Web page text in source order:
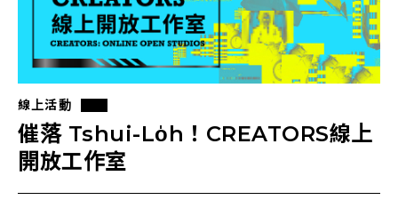
線上活動
催落 Tshui-Lo̍h！CREATORS線上
開放工作室